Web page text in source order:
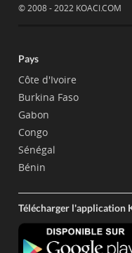
© 2008 - 2022 KOACI.COM
Pays
Côte d'Ivoire
Burkina Faso
Gabon
Congo
Sénégal
Bénin
Télécharger l'application